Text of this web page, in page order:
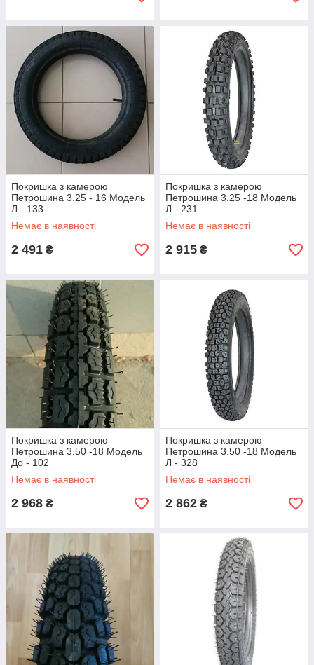
Покришка з камерою
Петрошина 3.25 - 16 Модель
Л - 133
Немає в наявності
2 491 ₴
Покришка з камерою
Петрошина 3.25 -18 Модель
Л - 231
Немає в наявності
2 915 ₴
Покришка з камерою
Петрошина 3.50 -18 Модель
До - 102
Немає в наявності
2 968 ₴
Покришка з камерою
Петрошина 3.50 -18 Модель
Л - 328
Немає в наявності
2 862 ₴